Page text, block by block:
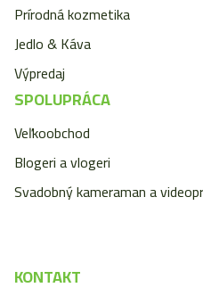
Prírodná kozmetika
Jedlo & Káva
Výpredaj
SPOLUPRÁCA
Veľkoobchod
Blogeri a vlogeri
Svadobný kameraman a
KONTAKT